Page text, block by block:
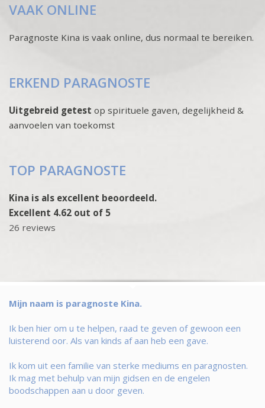
VAAK ONLINE
Paragnoste Kina is vaak online, dus normaal te bereiken.
ERKEND PARAGNOSTE
Uitgebreid getest op spirituele gaven, degelijkheid &
aanvoelen van toekomst
TOP PARAGNOSTE
Kina is als excellent beoordeeld.
Excellent 4.62 out of 5
26 reviews
Mijn naam is paragnoste Kina.
Ik ben hier om u te helpen, raad te geven of gewoon een
luisterend oor. Als van kinds af aan heb een gave.
Ik kom uit een familie van sterke mediums en paragnosten.
Ik mag met behulp van mijn gidsen en de engelen
boodschappen aan u door geven.